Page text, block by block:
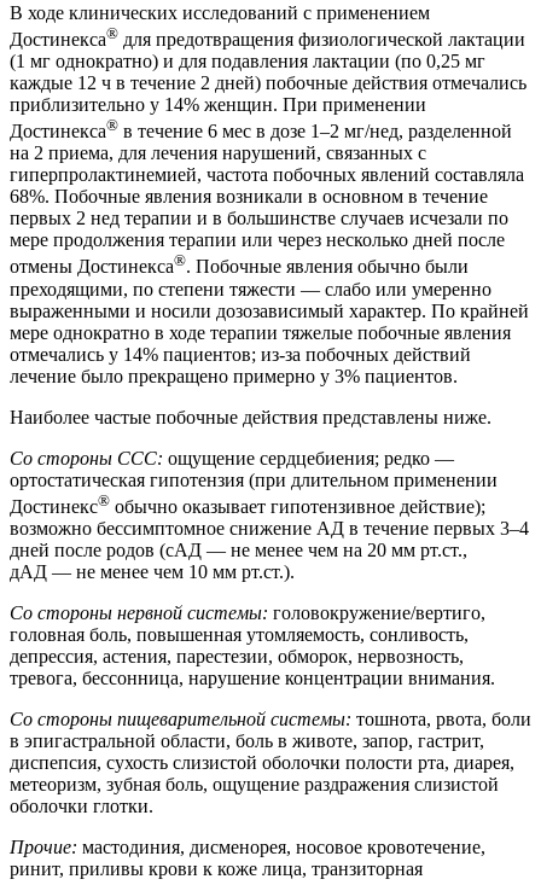
В ходе клинических исследований с применением
Достинекса® для предотвращения физиологической лактации
(1 мг однократно) и для подавления лактации (по 0,25 мг
каждые 12 ч в течение 2 дней) побочные действия отмечались
приблизительно у 14% женщин. При применении
Достинекса® в течение 6 мес в дозе 1–2 мг/нед, разделенной
на 2 приема, для лечения нарушений, связанных с
гиперпролактинемией, частота побочных явлений составляла
68%. Побочные явления возникали в основном в течение
первых 2 нед терапии и в большинстве случаев исчезали по
мере продолжения терапии или через несколько дней после
отмены Достинекса®. Побочные явления обычно были
преходящими, по степени тяжести — слабо или умеренно
выраженными и носили дозозависимый характер. По крайней
мере однократно в ходе терапии тяжелые побочные явления
отмечались у 14% пациентов; из-за побочных действий
лечение было прекращено примерно у 3% пациентов.
Наиболее частые побочные действия представлены ниже.
Со стороны ССС: ощущение сердцебиения; редко —
ортостатическая гипотензия (при длительном применении
Достинекс® обычно оказывает гипотензивное действие);
возможно бессимптомное снижение АД в течение первых 3–4
дней после родов (сАД — не менее чем на 20 мм рт.ст.,
дАД — не менее чем 10 мм рт.ст.).
Со стороны нервной системы: головокружение/вертиго,
головная боль, повышенная утомляемость, сонливость,
депрессия, астения, парестезии, обморок, нервозность,
тревога, бессонница, нарушение концентрации внимания.
Со стороны пищеварительной системы: тошнота, рвота, боли
в эпигастральной области, боль в животе, запор, гастрит,
диспепсия, сухость слизистой оболочки полости рта, диарея,
метеоризм, зубная боль, ощущение раздражения слизистой
оболочки глотки.
Прочие: мастодиния, дисменорея, носовое кровотечение,
ринит, приливы крови к коже лица, транзиторная